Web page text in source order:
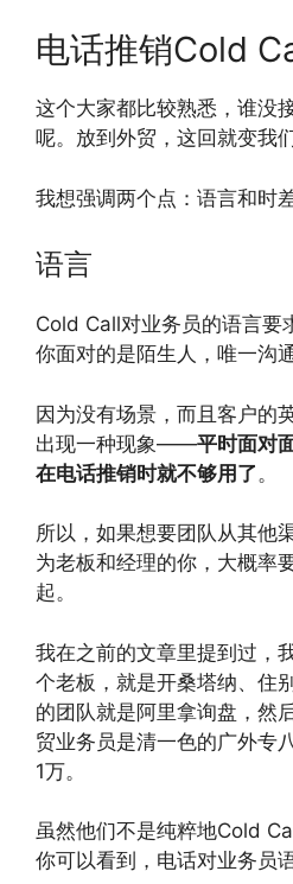
电话推销Cold
这个大家都比较熟悉，谁没
呢。放到外贸，这回就变我
我想强调两个点：语言和时差
语言
Cold Call对业务员的语言要
你面对的是陌生人，唯一沟
因为没有场景，而且客户的
出现一种现象——平时面对
在电话推销时就不够用了 。
所以，如果想要团队从其他
为老板和经理的你，大概率
起。
我在之前的文章里提到过，
个老板，就是开桑塔纳、住
的团队就是阿里拿询盘，然
贸业务员是清一色的广外专
1万。
虽然他们不是纯粹地Cold
你可以看到，电话对业务员